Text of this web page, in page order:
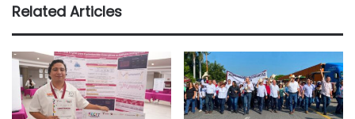
Related Articles